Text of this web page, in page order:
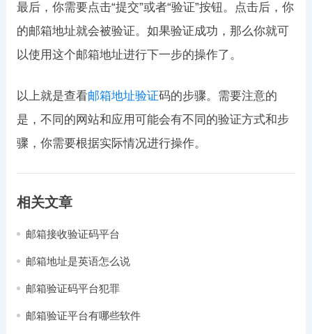
最后，你需要点击“提交”或者“验证”按钮。点击后，你
的邮箱地址就会被验证。如果验证成功，那么你就可
以使用这个邮箱地址进行下一步的操作了。
以上就是查看邮箱地址验证码的步骤。需要注意的
是，不同的网站和应用可能会有不同的验证方式和步
骤，你需要根据实际情况进行操作。
相关文章
邮箱接收验证码平台
邮箱地址是英语怎么说
邮箱验证码平台犯罪
邮箱验证平台有哪些软件